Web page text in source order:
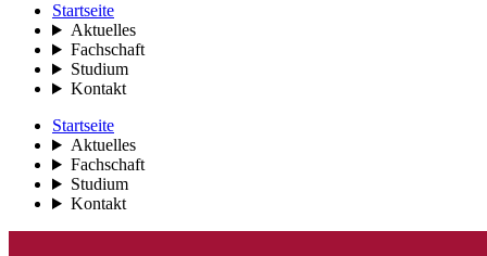
Startseite
Aktuelles
Fachschaft
Studium
Kontakt
Startseite
Aktuelles
Fachschaft
Studium
Kontakt